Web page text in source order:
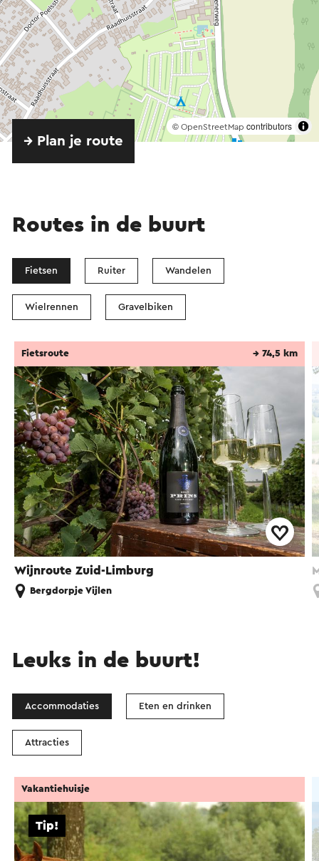
© OpenStreetMap contributors
→ Plan je route
Routes in de buurt
Fietsen Ruiter Wandelen
Wielrennen Gravelbiken
Wijnroute Zuid-Limburg
Fietsroute → 74,5 km
Bergdorpje Vijlen
Leuks in de buurt!
Accommodaties Eten en drinken
Attracties
Tip!
Vakantiehuisje